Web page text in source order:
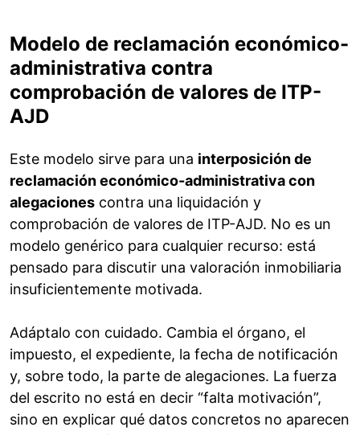
Modelo de reclamación económico-
administrativa contra
comprobación de valores de ITP-
AJD
Este modelo sirve para una interposición de
reclamación económico-administrativa con
alegaciones contra una liquidación y
comprobación de valores de ITP-AJD. No es un
modelo genérico para cualquier recurso: está
pensado para discutir una valoración inmobiliaria
insuficientemente motivada.
Adáptalo con cuidado. Cambia el órgano, el
impuesto, el expediente, la fecha de notificación
y, sobre todo, la parte de alegaciones. La fuerza
del escrito no está en decir “falta motivación”,
sino en explicar qué datos concretos no aparecen